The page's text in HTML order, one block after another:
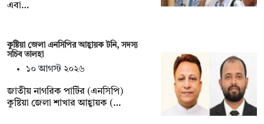
এবা…
কুষ্টিয়া জেলা এনসিপির আহ্বায়ক টনি, সদস্য
সচিব তালহা
১০ আগস্ট ২০২৬
জাতীয় নাগরিক পার্টির (এনসিপি)
কুষ্টিয়া জেলা শাখার আহ্বায়ক (…